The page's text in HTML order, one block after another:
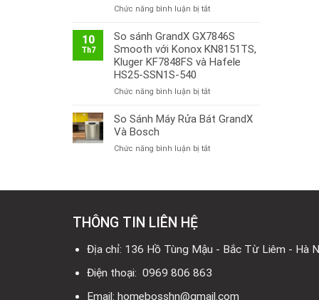
Chức năng bình luận bị tắtở
Trường
Bếp
Từ
2026:
Nghệ
Hướng
Hiệu
10
Th7
So sánh GrandX GX7846S
Smooth với Konox KN8151TS,
Kluger KF7848FS và Hafele
HS25-SSN1S-540
Chức năng bình luận bị tắtở
sánh
Smooth
HS25-
540
So Sánh Máy Rửa Bát GrandX
Và Bosch
Chức năng bình luận bị tắtở
Bosch
THÔNG TIN LIÊN HỆ
Địa chỉ: 136 Hồ Tùng Mậu - Bắc Từ Liêm - Hà
Điện thoại: 0969 806 863
Email: homebosshn@gmail.com